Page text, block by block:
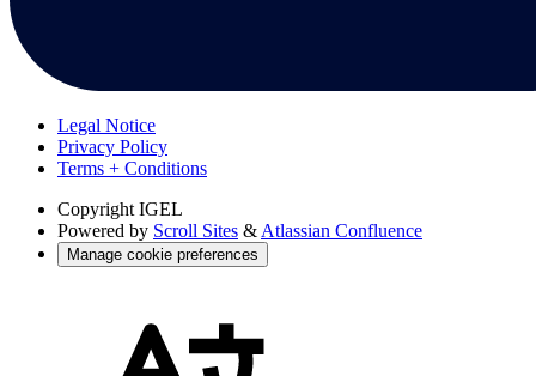
Legal Notice
Privacy Policy
Terms + Conditions
Copyright IGEL
Powered by Scroll Sites & Atlassian Confluence
Manage cookie preferences